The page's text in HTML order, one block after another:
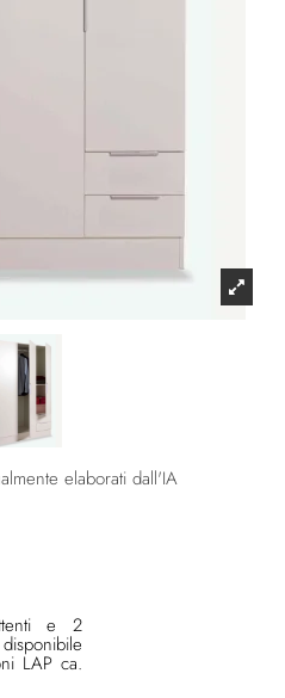
elaborati dall'IA
e 2
LAP ca.